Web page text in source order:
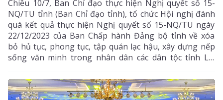
Chiều 10/7, Ban Chỉ đạo thực hiện Nghị quyết số 15-
NQ/TU tỉnh (Ban Chỉ đạo tỉnh), tổ chức Hội nghị đánh
quá kết quả thực hiện Nghị quyết số 15-NQ/TU ngày
22/12/2023 của Ban Chấp hành Đảng bộ tỉnh về xóa
bỏ hủ tục, phong tục, tập quán lạc hậu, xây dựng nếp
sống văn minh trong nhân dân các dân tộc tỉnh Lai
Châu (Nghị quyết số 15-NQ/TU) 6 tháng đầu năm;
triển khai nhiệm vụ 6 tháng cuối năm 2026.